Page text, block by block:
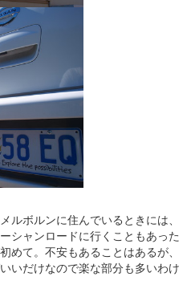
ボルンに住んでいるときには、
シャンロードに行くこともあった
めて。不安もあることはあるが、
いだけなので楽な部分も多いわけ